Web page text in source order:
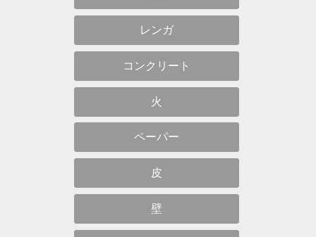
レンガ
コンクリート
火
ペーパー
皮
壁